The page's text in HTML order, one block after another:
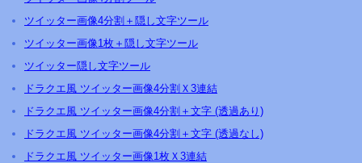
ツイッター画像4分割＋隠し文字ツール
ツイッター画像1枚＋隠し文字ツール
ツイッター隠し文字ツール
ドラクエ風 ツイッター画像4分割Ｘ3連結
ドラクエ風 ツイッター画像4分割＋文字 (透過あり)
ドラクエ風 ツイッター画像4分割＋文字 (透過なし)
ドラクエ風 ツイッター画像1枚Ｘ3連結